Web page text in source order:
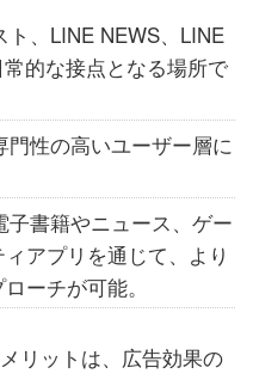
、LINE NEWS、LINE
的な接点となる場所で
性の高いユーザー層に
書籍やニュース、ゲー
アプリを通じて、より
ーチが可能。
リットは、広告効果の